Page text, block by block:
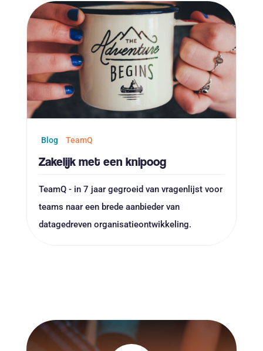
Blog TeamQ
Zakelijk met een knipoog
TeamQ - in 7 jaar gegroeid van vragenlijst voor
teams naar een brede aanbieder van
datagedreven organisatieontwikkeling.